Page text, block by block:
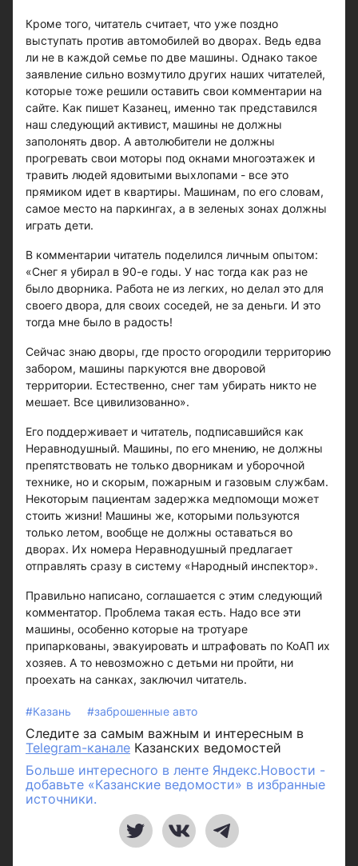
Кроме того, читатель считает, что уже поздно
выступать против автомобилей во дворах. Ведь едва
ли не в каждой семье по две машины. Однако такое
заявление сильно возмутило других наших читателей,
которые тоже решили оставить свои комментарии на
сайте. Как пишет Казанец, именно так представился
наш следующий активист, машины не должны
заполонять двор. А автолюбители не должны
прогревать свои моторы под окнами многоэтажек и
травить людей ядовитыми выхлопами - все это
прямиком идет в квартиры. Машинам, по его словам,
самое место на паркингах, а в зеленых зонах должны
играть дети.
В комментарии читатель поделился личным опытом:
«Снег я убирал в 90-е годы. У нас тогда как раз не
было дворника. Работа не из легких, но делал это для
своего двора, для своих соседей, не за деньги. И это
тогда мне было в радость!
Сейчас знаю дворы, где просто огородили территорию
забором, машины паркуются вне дворовой
территории. Естественно, снег там убирать никто не
мешает. Все цивилизованно».
Его поддерживает и читатель, подписавшийся как
Неравнодушный. Машины, по его мнению, не должны
препятствовать не только дворникам и уборочной
технике, но и скорым, пожарным и газовым службам.
Некоторым пациентам задержка медпомощи может
стоить жизни! Машины же, которыми пользуются
только летом, вообще не должны оставаться во
дворах. Их номера Неравнодушный предлагает
отправлять сразу в систему «Народный инспектор».
Правильно написано, соглашается с этим следующий
комментатор. Проблема такая есть. Надо все эти
машины, особенно которые на тротуаре
припаркованы, эвакуировать и штрафовать по КоАП их
хозяев. А то невозможно с детьми ни пройти, ни
проехать на санках, заключил читатель.
#Казань #заброшенные авто
Следите за самым важным и интересным в
Telegram-канале Казанских ведомостей
Больше интересного в ленте Яндекс.Новости -
добавьте «Казанские ведомости» в избранные
источники.